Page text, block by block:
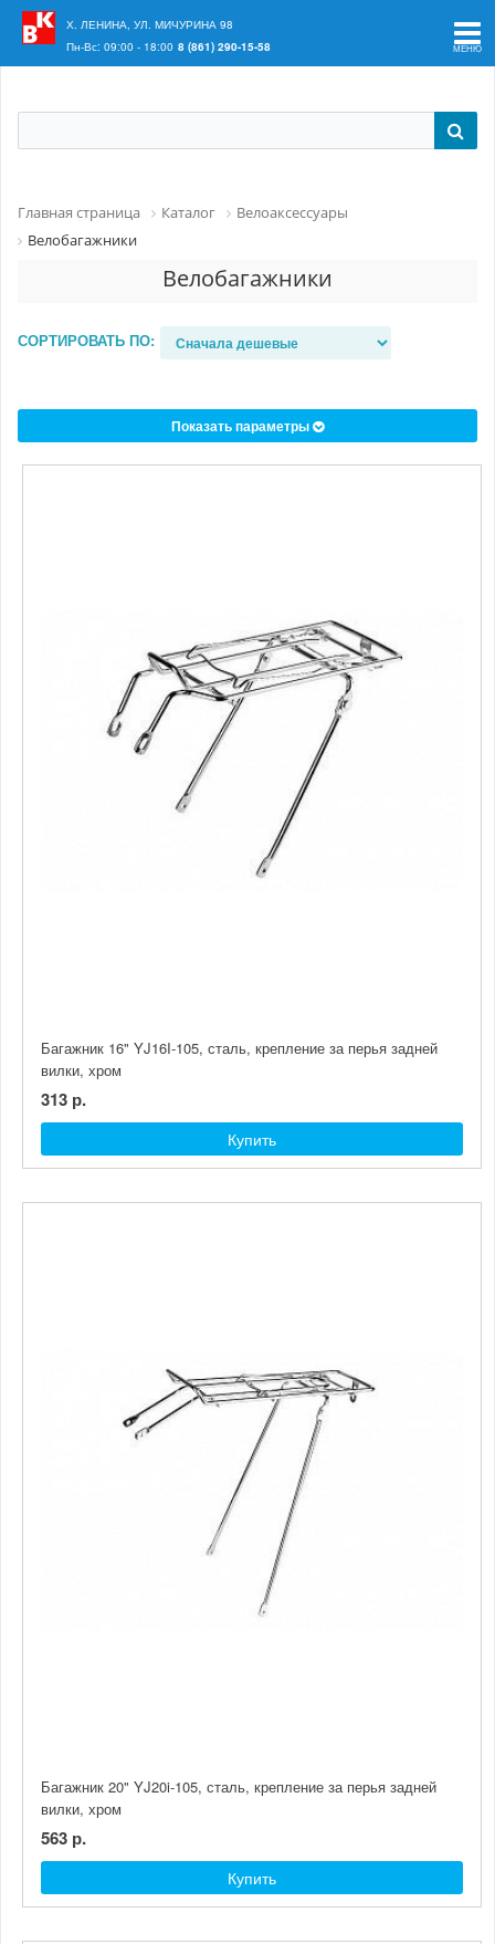
Ваш регион:
Х. ЛЕНИНА, УЛ. МИЧУРИНА 98
Пн-Вс: 09:00 - 18:00 8 (861) 290-15-58
Главная страница Каталог
Велоаксессуары
Велобагажники
Велобагажники
СОРТИРОВАТЬ ПО:
Показать параметры
1188 2063 2938
Багажник 16" YJ16I-105, сталь, крепление за перья задней
вилки, хром
313 р.
Купить
Багажник 20" YJ20i-105, сталь, крепление за перья задней
вилки, хром
563 р.
Купить